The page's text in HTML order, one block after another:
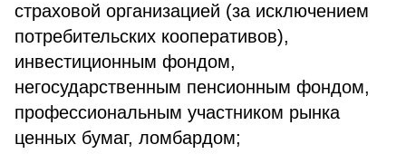
страховой организацией (за исключением
потребительских кооперативов),
инвестиционным фондом,
негосударственным пенсионным фондом,
профессиональным участником рынка
ценных бумаг, ломбардом;